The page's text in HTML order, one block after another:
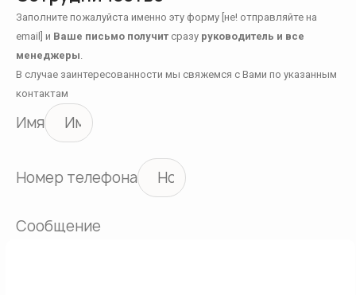
Заполните пожалуйста именно эту форму [не! отправляйте на
email] и Ваше письмо получит сразу руководитель и все
менеджеры.
В случае заинтересованности мы свяжемся с Вами по указанным
контактам
Имя
Номер телефона
Сообщение